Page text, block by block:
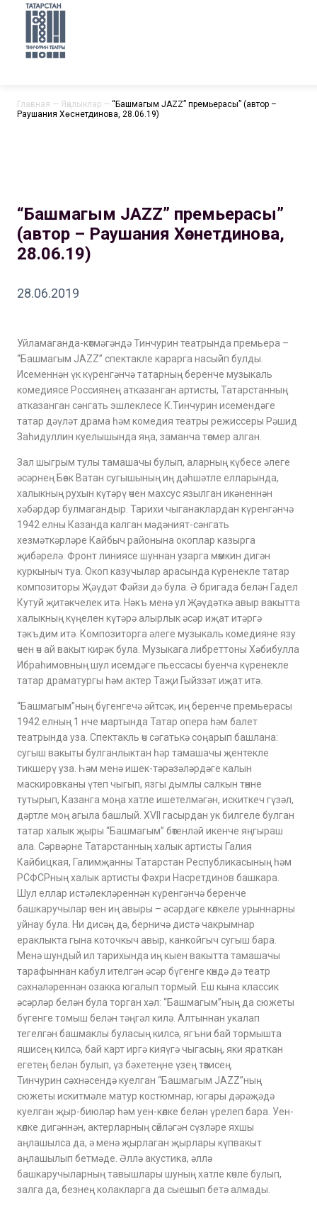
Главная — Яңалыклар — “Башмагым JAZZ” премьерасы” (автор –
Раушания Хөснетдинова, 28.06.19)
“Башмагым JAZZ” премьерасы”
(автор – Раушания Хөснетдинова,
28.06.19)
28.06.2019
Уйламаганда-көтмәгәндә Тинчурин театрында премьера –
“Башмагым JAZZ” спектакле карарга насыйп булды.
Исеменнән үк күренгәнчә татарның беренче музыкаль
комедиясе Россиянең атказанган артисты, Татарстанның
атказанган сәнгать эшлеклесе К.Тинчурин исемендәге
татар дәүләт драма һәм комедия театры режиссеры Рәшид
Заһидуллин куелышында яңа, заманча төсмер алган.
Зал шыгрым тулы тамашачы булып, аларның күбесе әлеге
әсәрнең Бөек Ватан сугышының иң дәһшәтле елларында,
халыкның рухын күтәрү өчен махсус язылган икәненнән
хәбәрдәр булмагандыр. Тарихи чыганаклардан күренгәнчә
1942 елны Казанда калган мәдәният-сәнгать
хезмәткәрләре Кайбыч районына окоплар казырга
җибәрелә. Фронт линиясе шуннан узарга мөмкин дигән
куркыныч туа. Окоп казучылар арасында күренекле татар
композиторы Җәүдәт Фәйзи дә була. Ә бригада белән Гадел
Кутуй җитәкчелек итә. Нәкъ менә ул Җәүдәткә авыр вакытта
халыкның күңелен күтәрә алырлык әсәр иҗат итәргә
тәкъдим итә. Композиторга әлеге музыкаль комедияне язу
өчен өч ай вакыт кирәк була. Музыкага либреттоны Хәбибулла
Ибраһимовның шул исемдәге пьессасы буенча күренекле
татар драматургы һәм актер Таҗи Гыйззәт иҗат итә.
“Башмагым”ның бүгенгечә әйтсәк, иң беренче премьерасы
1942 елның 1 нче мартында Татар опера һәм балет
театрында уза. Спектакль өч сәгатькә соңарып башлана:
сугыш вакыты булганлыктан һәр тамашачы җентекле
тикшерү уза. Һәм менә ишек-тәрәзәләрдәге калын
маскировканы үтеп чыгып, язгы дымлы салкын төнне
тутырып, Казанга моңа хатле ишетелмәгән, искиткеч гүзәл,
дәртле моң агыла башлый. XVII гасырдан ук билгеле булган
татар халык җыры “Башмагым” бөтенләй икенче яңгыраш
ала. Сәрвәрне Татарстанның халык артисты Галия
Кайбицкая, Галимҗанны Татарстан Республикасының һәм
РСФСРның халык артисты Фәхри Насретдинов башкара.
Шул еллар истәлекләреннән күренгәнчә беренче
башкаручылар өчен иң авыры – әсәрдәге көлкеле урыннарны
уйнау була. Ни дисәң дә, берничә дистә чакрымнар
ераклыкта гына коточкыч авыр, канкойгыч сугыш бара.
Менә шундый ил тарихында иң кыен вакытта тамашачы
тарафыннан кабул ителгән әсәр бүгенге көндә дә театр
сәхнәләреннән озакка югалып тормый. Еш кына классик
әсәрләр белән була торган хәл: “Башмагым”ның да сюжеты
бүгенге томыш белән тәңгәл килә. Алтыннан укалап
тегелгән башмаклы буласың килсә, ягъни бай тормышта
яшисең килсә, бай карт иргә кияүгә чыгасың, яки яраткан
егетең белән булып, үз бәхетеңне үзең төзисең.
Тинчурин сәхнәсендә куелган “Башмагым JAZZ”ның
сюжеты искитмәле матур костюмнар, югары дәрәҗәдә
куелган җыр-биюләр һәм уен-көлке белән үрелеп бара. Уен-
көлке дигәннән, актерларның сөйләгән сүзләре яхшы
аңлашылса да, ә менә җырлаган җырлары күпвакыт
аңлашылып бетмәде. Әллә акустика, әллә
башкаручыларның тавышлары шуның хатле көчле булып,
залга да, безнең колакларга да сыешып бетә алмады.